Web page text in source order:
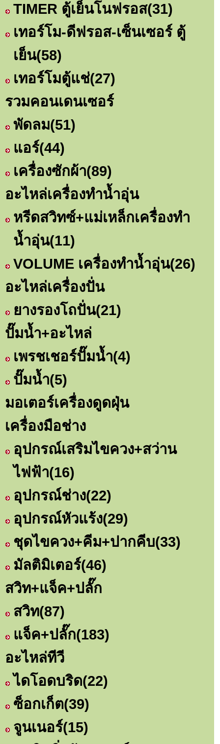
TIMER ตู้เย็นโนฟรอส(31)
เทอร์โม-ดีฟรอส-เซ็นเซอร์ ตู้
เย็น(58)
เทอร์โมตู้แช่(27)
รวมคอนเดนเซอร์
พัดลม(51)
แอร์(44)
เครื่องซักผ้า(89)
อะไหล่เครื่องทำน้ำอุ่น
หรีดสวิทซ์+แม่เหล็กเครื่องทำ
น้ำอุ่น(11)
VOLUME เครื่องทำน้ำอุ่น(26)
อะไหล่เครื่องปั่น
ยางรองโถปั่น(21)
ปั๊มน้ำ+อะไหล่
เพรชเชอร์ปั๊มน้ำ(4)
ปั๊มน้ำ(5)
มอเตอร์เครื่องดูดฝุ่น
เครื่องมือช่าง
อุปกรณ์เสริมไขควง+สว่าน
ไฟฟ้า(16)
อุปกรณ์ช่าง(22)
อุปกรณ์หัวแร้ง(29)
ชุดไขควง+คีม+ปากคีบ(33)
มัลติมิเตอร์(46)
สวิท+แจ็ค+ปลั๊ก
สวิท(87)
แจ็ค+ปลั๊ก(183)
อะไหล่ทีวี
ไดโอดบริด(22)
ซ็อกเก็ต(39)
จูนเนอร์(15)